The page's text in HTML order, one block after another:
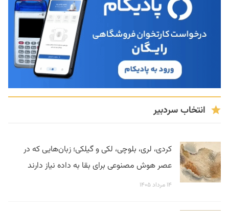
انتخاب سردبیر
کردی، لری، بلوچی، لکی و گیلکی؛ زبان‌هایی که در
عصر هوش مصنوعی برای بقا به داده نیاز دارند
۱۴ مرداد ۱۴۰۵